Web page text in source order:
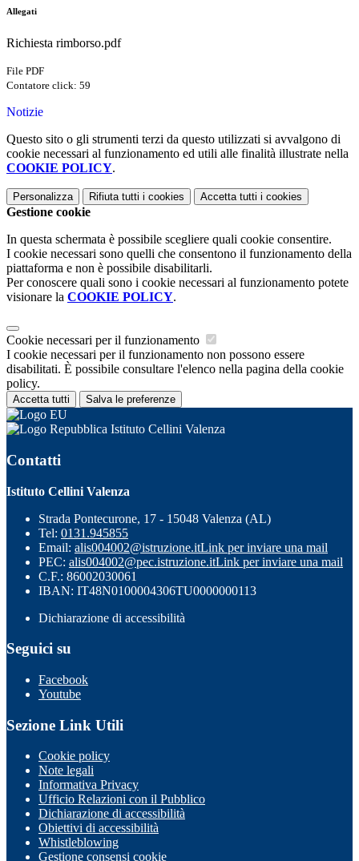
Allegati
Richiesta rimborso.pdf
File PDF
Contatore click: 59
Notizie
Questo sito o gli strumenti terzi da questo utilizzati si avvalgono di
cookie necessari al funzionamento ed utili alle finalità illustrate nella
COOKIE POLICY.
Personalizza Rifiuta tutti i cookies Accetta tutti i cookies
Gestione cookie
In questa schermata è possibile scegliere quali cookie consentire.
I cookie necessari sono quelli che consentono il funzionamento della
piattaforma e non è possibile disabilitarli.
Per conoscere quali sono i cookie necessari al funzionamento potete
visionare la COOKIE POLICY.
Cookie necessari per il funzionamento
I cookie necessari per il funzionamento non possono essere
disabilitati. È possibile consultare l'elenco nella pagina della cookie
policy.
Accetta tutti Salva le preferenze
Istituto Cellini Valenza
Contatti
Istituto Cellini Valenza
Strada Pontecurone, 17 - 15048 Valenza (AL)
Tel: 0131.945855
Email: alis004002@istruzione.itLink per inviare una mail
PEC: alis004002@pec.istruzione.itLink per inviare una mail
C.F.: 86002030061
IBAN: IT48N0100004306TU0000000113
Dichiarazione di accessibilità
Seguici su
Facebook
Youtube
Sezione Link Utili
Cookie policy
Note legali
Informativa Privacy
Ufficio Relazioni con il Pubblico
Dichiarazione di accessibilità
Obiettivi di accessibilità
Whistleblowing
Gestione consensi cookie